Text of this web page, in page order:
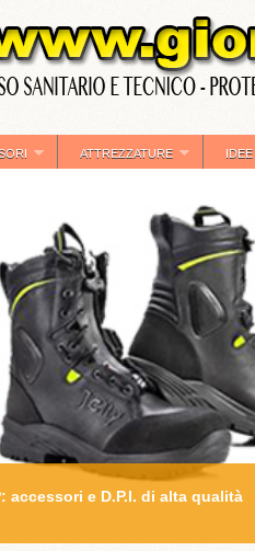
ATTREZZATURE
accessori e D.P.I. di alta qualità